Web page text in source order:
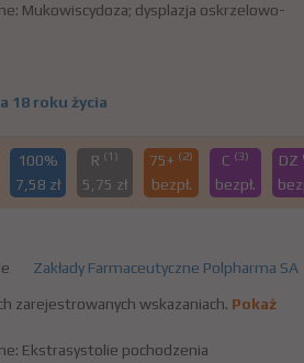
Mukowiscydoza; dysplazja oskrzelowo-
18 roku życia
100%
7,58 zł
R (1)
5,75 zł
75+ (2)
bezpł.
C (3)
bezpł.
DZ
Zakłady Farmaceutyczne Polpharma SA
zarejestrowanych wskazaniach. Pokaż
Ekstrasystolie pochodzenia